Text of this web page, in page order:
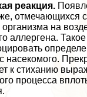
реакция.
отмечающихся
на
аллергена.
насекомого.
к стиханию
процесса